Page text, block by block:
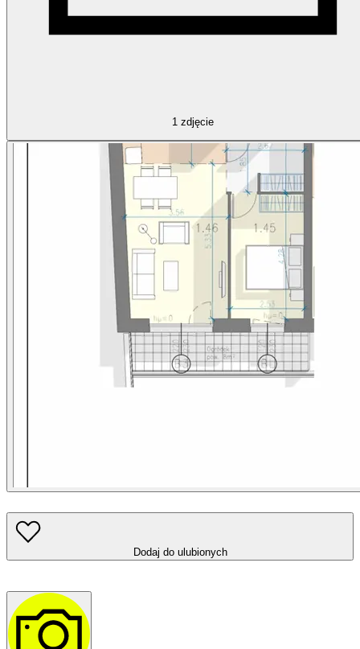
1 zdjęcie
Dodaj do ulubionych